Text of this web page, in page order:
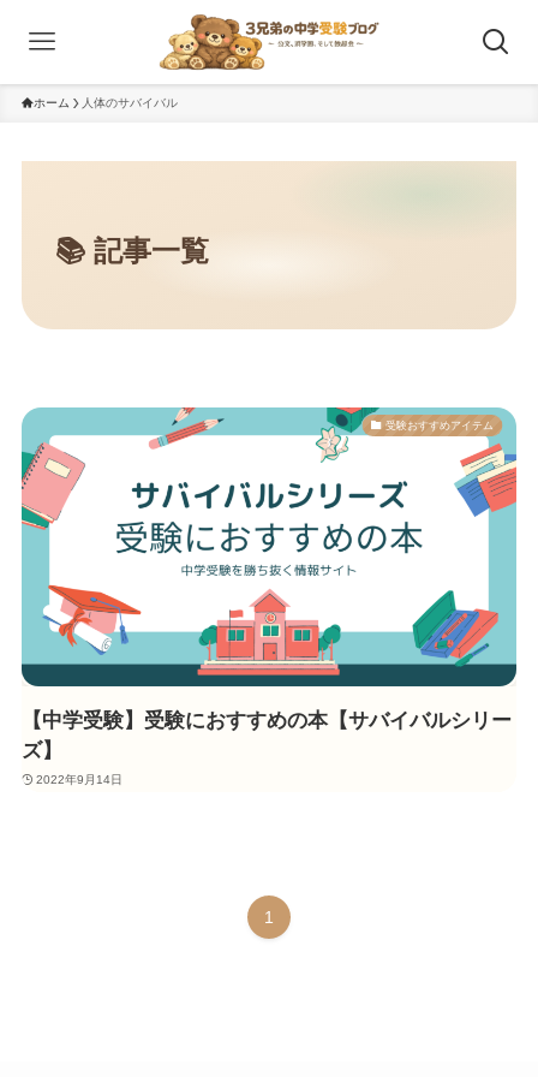
ホーム 人体のサバイバル
受験おすすめアイテム
【中学受験】受験におすすめの本【サバイバルシリー
ズ】
2022年9月14日
1